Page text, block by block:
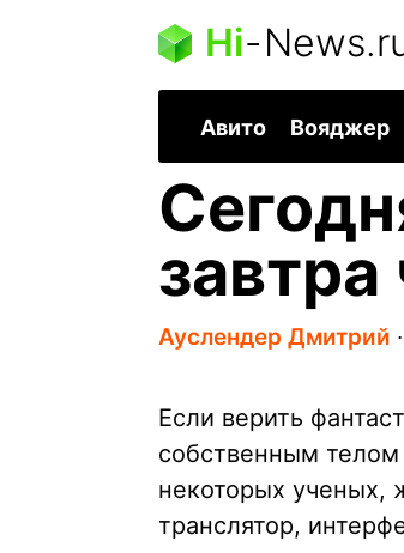
Hi-
Авито Вояджер
Ауслендер Дмитрий ∙
Если верить
собственным
некоторых ученых,
транслятор,